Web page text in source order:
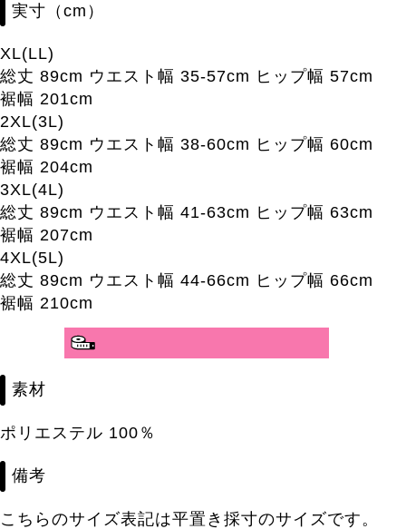
実寸（cm）
XL(LL)
総丈 89cm ウエスト幅 35-57cm ヒップ幅 57cm
裾幅 201cm
2XL(3L)
総丈 89cm ウエスト幅 38-60cm ヒップ幅 60cm
裾幅 204cm
3XL(4L)
総丈 89cm ウエスト幅 41-63cm ヒップ幅 63cm
裾幅 207cm
4XL(5L)
総丈 89cm ウエスト幅 44-66cm ヒップ幅 66cm
裾幅 210cm
分かりやすいサイズガイド>>
素材
ポリエステル 100％
備考
こちらのサイズ表記は平置き採寸のサイズです。